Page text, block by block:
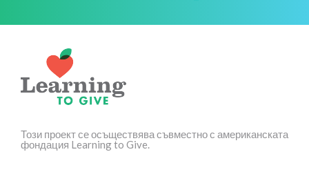
Този проект се осъществява съвместно с американската
фондация Learning to Give.